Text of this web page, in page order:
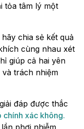
tỏa tâm lý một
chia sẻ kết quả
cùng nhau xét
giúp cả hai yên
trách nhiệm
đáp được thắc
chính xác không.